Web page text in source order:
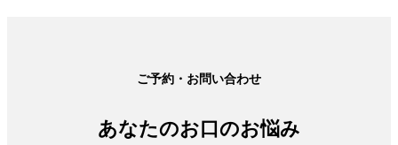
ご予約・お問い合わせ
あなたのお口のお悩み